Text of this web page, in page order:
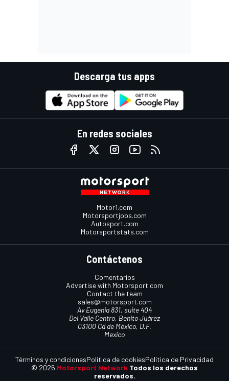
Descarga tus apps
En redes sociales
Motor1.com
Motorsportjobs.com
Autosport.com
Motorsportstats.com
Contáctenos
Comentarios
Advertise with Motorsport.com
Contact the team
sales@motorsport.com
Av Eugenia 831, suite 404
Del Valle Centro, Benito Juárez
03100 Cd de México, D.F.
Mexico
© 2026 Motorsport Network Todos los derechos
reservados.
Términos y condicionesPolítica de cookiesPolítica de Privacidad